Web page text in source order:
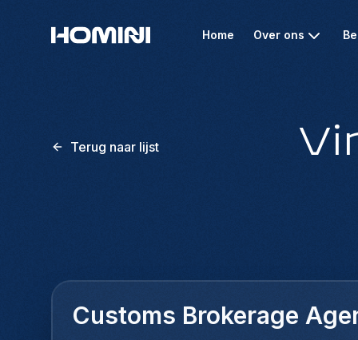
Home Over ons
Terug naar lijst
Customs Brokerage